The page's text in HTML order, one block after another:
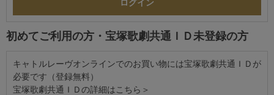
初めてご利用の方・宝塚歌劇共通ＩＤ未登録の方
キャトルレーヴオンラインでのお買い物には宝塚歌劇共通ＩＤが
必要です（登録無料）
宝塚歌劇共通ＩＤの詳細は こちら＞